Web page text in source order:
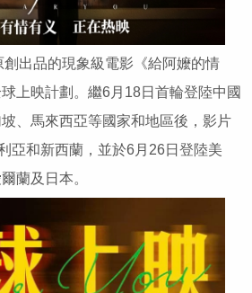
出品的現象級電影《給阿嬤的情
上映計劃。繼6月18日首輪登陸中國
、馬來西亞等國家和地區後，影片
亞和新西蘭，並於6月26日登陸美
蘭及日本。